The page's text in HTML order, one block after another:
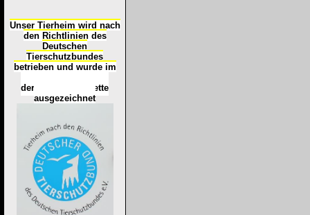
Unser Tierheim wird nach
den Richtlinien des
Deutschen
Tierschutzbundes
betrieben und wurde im
der
Tierheimplakette
ausgezeichnet